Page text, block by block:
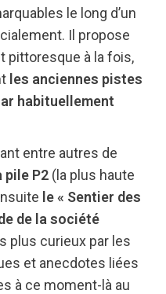
le long d’un
Il propose
pittoresque à la fois,
les anciennes pistes
habituellement
entre autres de
pile P2 (la plus haute
le « Sentier des
de la société
plus curieux par les
et anecdotes liées
à ce moment-là au